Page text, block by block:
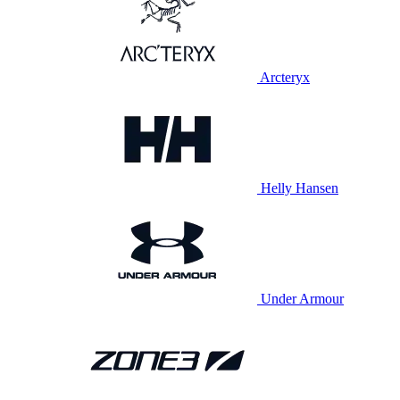
Arcteryx
Helly Hansen
Under Armour